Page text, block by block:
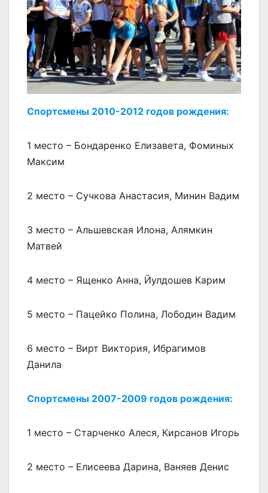
Спортсмены 2010-2012 годов рождения:
1 место – Бондаренко Елизавета, Фоминых
Максим
2 место – Сучкова Анастасия, Минин Вадим
3 место – Альшевская Илона, Алямкин
Матвей
4 место – Ященко Анна, Йулдошев Карим
5 место – Пацейко Полина, Лободин Вадим
6 место – Вирт Виктория, Ибрагимов
Данила
Спортсмены 2007-2009 годов рождения:
1 место – Старченко Алеся, Кирсанов Игорь
2 место – Елисеева Дарина, Ваняев Денис